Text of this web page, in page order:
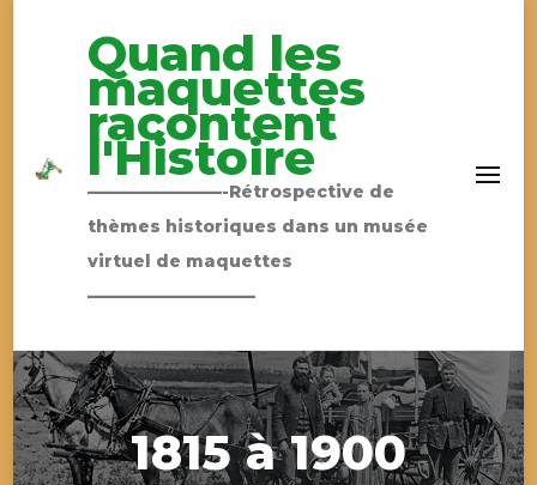
Quand les
maquettes
racontent
l'Histoire
————————-Rétrospective de
thèmes historiques dans un musée
virtuel de maquettes
——————————
1815 à 1900